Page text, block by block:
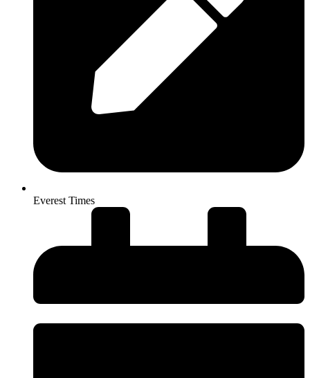
Everest Times